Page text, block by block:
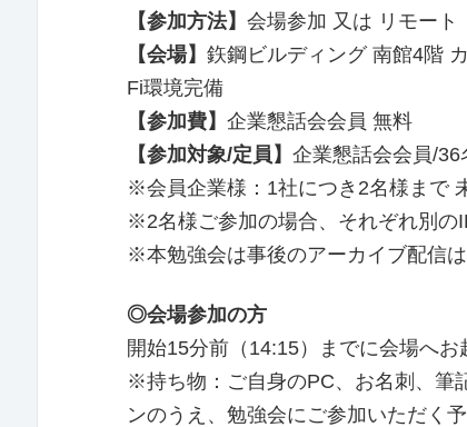
【参加方法】 会場参加 又は リモート
【会場】 鉃鋼ビルディング 南館4階
Fi環境完備
【参加費】 企業懇話会会員 無料
【参加対象/定員】 企業懇話会会員/36
※会員企業様：1社につき2名様まで
※2名様ご参加の場合、それぞれ別の
※本勉強会は事後のアーカイブ配信は
◎会場参加の方
開始15分前（14:15）までに会場へお
※持ち物：ご自身のPC、お名刺、筆
ンのうえ、勉強会にご参加いただく